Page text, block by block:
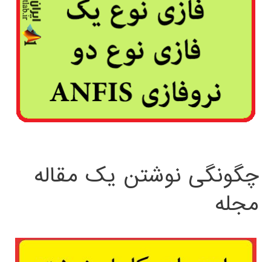
چگونگی نوشتن یک مقاله
مجله